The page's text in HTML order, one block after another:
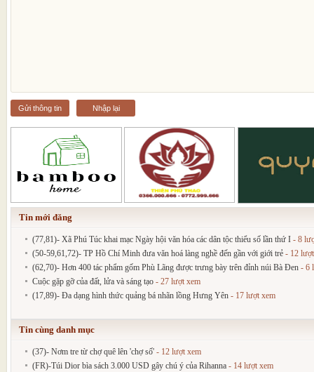
Gửi thông tin Nhập lại
Tin mới đăng
(77,81)- Xã Phú Túc khai mạc Ngày hội văn hóa các dân tộc thiểu số lần thứ I - 8
(50-59,61,72)- TP Hồ Chí Minh đưa văn hoá làng nghề đến gần với giới trẻ - 12
(62,70)- Hơn 400 tác phẩm gốm Phù Lãng được trưng bày trên đỉnh núi Bà Đen - 6
Cuộc gặp gỡ của đất, lửa và sáng tạo - 27 lượt xem
(17,89)- Đa dạng hình thức quảng bá nhãn lồng Hưng Yên - 17 lượt xem
Tin cùng danh mục
(37)- Nơm tre từ chợ quê lên 'chợ số' - 12 lượt xem
(FR)-Túi Dior bìa sách 3.000 USD gây chú ý của Rihanna - 14 lượt xem